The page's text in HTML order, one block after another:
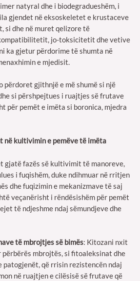
natyral dhe i biodegradueshëm, i
gjendet në eksoskeletet e krustaceve
si dhe në muret qelizore të
jo-toksicitetit dhe vetive
ka gjetur përdorime të shumta në
e mjedisit.
përdoret gjithnjë e më shumë si një
si përshpejtues i ruajtjes së frutave
për pemët e imëta si boronica, mjedra
në kultivimin e pemëve të imëta
gjatë fazës së kultivimit të manoreve,
i fuqishëm, duke ndihmuar në rritjen
dhe fuqizimin e mekanizmave të saj
veçanërisht i rëndësishëm për pemët
të ndjeshme ndaj sëmundjeve dhe
të mbrojtjes së bimës: Kitozani nxit
përbërës mbrojtës, si fitoaleksinat dhe
patogjenët, që rrisin rezistencën ndaj
në ruajtjen e cilësisë së frutave që